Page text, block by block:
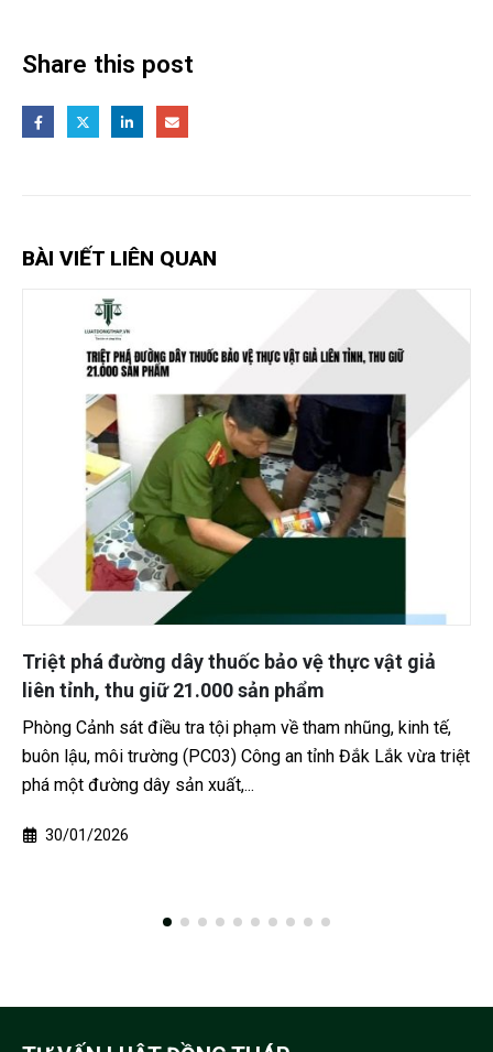
Share this post
BÀI VIẾT LIÊN QUAN
vật giả
nhũng, kinh tế,
Đắk Lắk vừa triệt
Cần Thơ đẩy mạnh chuyển đổi số,
lượng giải quyết thủ tục hành
Vĩnh Châu
Trong bối cảnh cải cách hành chính gắn
đang được đẩy mạnh trên phạm vi cả